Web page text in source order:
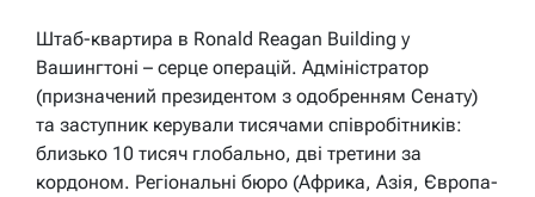
Штаб-квартира в Ronald Reagan Building у
Вашингтоні – серце операцій. Адміністратор
(призначений президентом з одобренням Сенату)
та заступник керували тисячами співробітників:
близько 10 тисяч глобально, дві третини за
кордоном. Регіональні бюро (Африка, Азія, Європа-